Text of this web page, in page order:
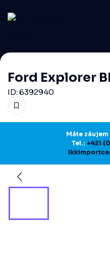
Ford Explorer
ID: 6392940
Máte
Tel.: +421